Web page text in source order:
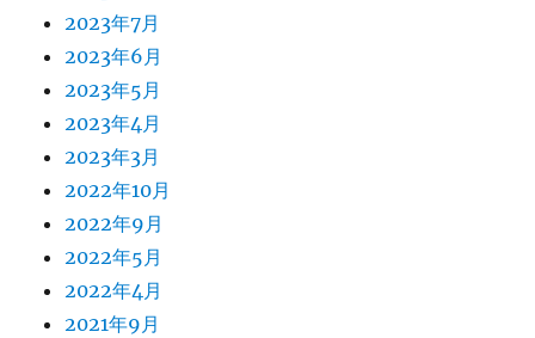
2023年7月
2023年6月
2023年5月
2023年4月
2023年3月
2022年10月
2022年9月
2022年5月
2022年4月
2021年9月